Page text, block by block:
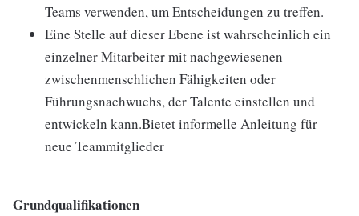
Teams verwenden, um Entscheidungen zu treffen.
Eine Stelle auf dieser Ebene ist wahrscheinlich ein
einzelner Mitarbeiter mit nachgewiesenen
zwischenmenschlichen Fähigkeiten oder
Führungsnachwuchs, der Talente einstellen und
entwickeln kann.Bietet informelle Anleitung für
neue Teammitglieder
Grundqualifikationen